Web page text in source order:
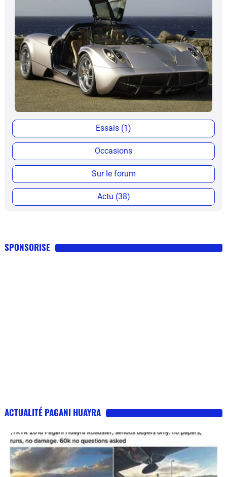
Essais (1)
Occasions
Sur le forum
Actu (38)
SPONSORISE
ACTUALITÉ PAGANI HUAYRA